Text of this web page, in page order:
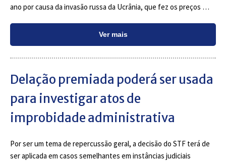
ano por causa da invasão russa da Ucrânia, que fez os preços …
Ver mais
Delação premiada poderá ser usada
para investigar atos de
improbidade administrativa
Por ser um tema de repercussão geral, a decisão do STF terá de
ser aplicada em casos semelhantes em instâncias judiciais